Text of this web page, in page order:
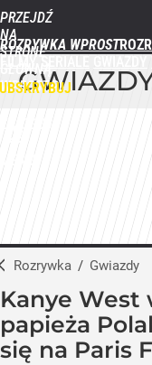
PRZEJDŹ
NA
STRONĘ
GŁÓWNĄ
WPROST.PL
ROZRYWKA WPROST
Rozrywka / Gwiazdy
Kanye West
papieża
się na Paris